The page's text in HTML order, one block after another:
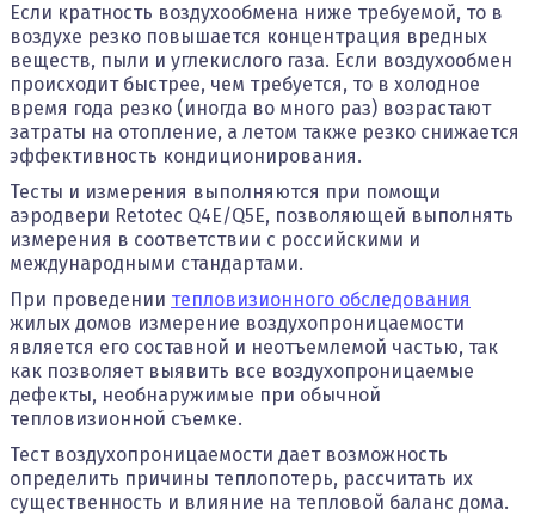
Если кратность воздухообмена ниже требуемой, то в
воздухе резко повышается концентрация вредных
веществ, пыли и углекислого газа. Если воздухообмен
происходит быстрее, чем требуется, то в холодное
время года резко (иногда во много раз) возрастают
затраты на отопление, а летом также резко снижается
эффективность кондиционирования.
Тесты и измерения выполняются при помощи
аэродвери Retotec Q4E/Q5E, позволяющей выполнять
измерения в соответствии с российскими и
международными стандартами.
При проведении тепловизионного обследования
жилых домов измерение воздухопроницаемости
является его составной и неотъемлемой частью, так
как позволяет выявить все воздухопроницаемые
дефекты, необнаружимые при обычной
тепловизионной съемке.
Тест воздухопроницаемости дает возможность
определить причины теплопотерь, рассчитать их
существенность и влияние на тепловой баланс дома.